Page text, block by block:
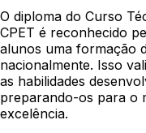
O diploma do Curso
CPET é reconhecido
alunos uma formação
nacionalmente. Isso
as habilidades
preparando-os para o
excelência.